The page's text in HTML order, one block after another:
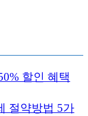
할인 혜택
절약방법 5가